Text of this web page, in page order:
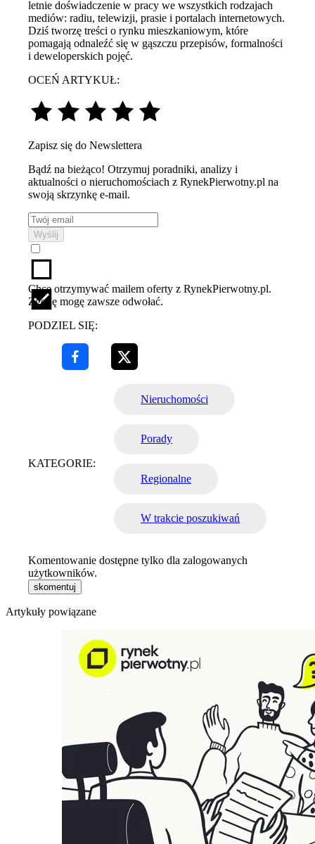
letnie doświadczenie w pracy we wszystkich rodzajach
mediów: radiu, telewizji, prasie i portalach internetowych.
Dziś tworzę treści o rynku mieszkaniowym, które
pomagają odnaleźć się w gąszczu przepisów, formalności
i deweloperskich pojęć.
OCEŃ ARTYKUŁ:
Zapisz się do Newslettera
Bądź na bieżąco! Otrzymuj poradniki, analizy i
aktualności o nieruchomościach z RynekPierwotny.pl na
swoją skrzynkę e-mail.
Wyślij
Chcę otrzymywać mailem oferty z RynekPierwotny.pl.
Zgodę mogę zawsze odwołać.
PODZIEL SIĘ:
KATEGORIE:
Nieruchomości
Porady
Regionalne
W trakcie poszukiwań
Komentowanie dostępne tylko dla zalogowanych
użytkowników.
skomentuj
Artykuły powiązane